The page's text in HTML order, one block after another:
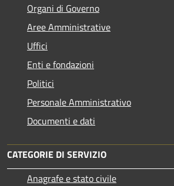
Organi di Governo
Aree Amministrative
Uffici
Enti e fondazioni
Politici
Personale Amministrativo
Documenti e dati
CATEGORIE DI SERVIZIO
Anagrafe e stato civile